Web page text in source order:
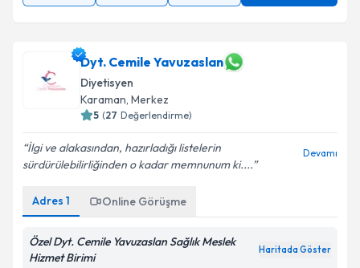
Dyt. Cemile Yavuzaslan
Diyetisyen
Karaman, Merkez
5 (27 Değerlendirme)
İlgi ve alakasından, hazırladığı listelerin
sürdürülebilirliğinden o kadar memnunum ki....
Devamı
Adres 1 Online Görüşme
Özel Dyt. Cemile Yavuzaslan Sağlık Meslek
Hizmet Birimi
Haritada Göster